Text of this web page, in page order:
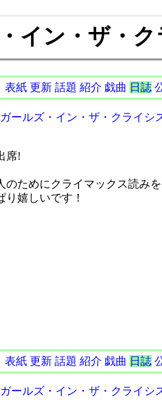
イン・ザ・ク
表紙 更新 話題 紹介 戯曲 日誌
ガールズ・イン・ザ・クライシ
席!
のためにクライマックス読み
嬉しいです！
表紙 更新 話題 紹介 戯曲 日誌
ガールズ・イン・ザ・クライシ